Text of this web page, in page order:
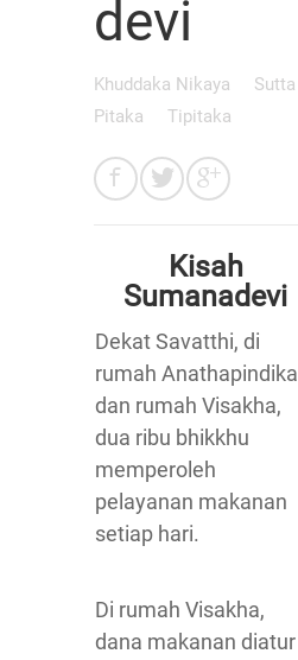
devi
Khuddaka Nikaya
Sutta
Pitaka
Tipitaka
Kisah
Sumanadevi
Dekat Savatthi, di
rumah Anathapindika
dan rumah Visakha,
dua ribu bhikkhu
memperoleh
pelayanan makanan
setiap hari.
Di rumah Visakha,
dana makanan diatur